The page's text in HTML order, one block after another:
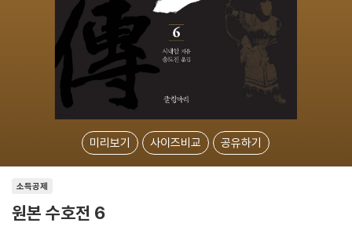
미리보기 사이즈비교 공유하기
소득공제
원본 수호전 6